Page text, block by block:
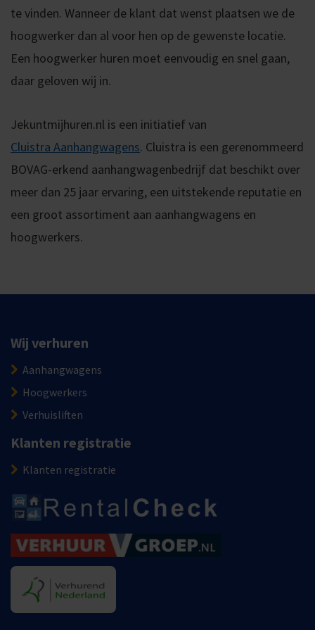
te vinden. Wanneer de klant dat wenst plaatsen we de
hoogwerker dan al voor hen op de gewenste locatie.
Een hoogwerker huren moet eenvoudig en snel gaan,
daar geloven wij in.
Jekuntmijhuren.nl is een initiatief van
Cluistra Aanhangwagens. Cluistra is een gerenommeerd
BOVAG-erkend aanhangwagenbedrijf dat beschikt over
meer dan 25 jaar ervaring, een uitstekende reputatie en
een groot assortiment aan aanhangwagens en
hoogwerkers.
Wij verhuren
Aanhangwagens
Hoogwerkers
Verhuisliften
Klanten registratie
Klanten registratie